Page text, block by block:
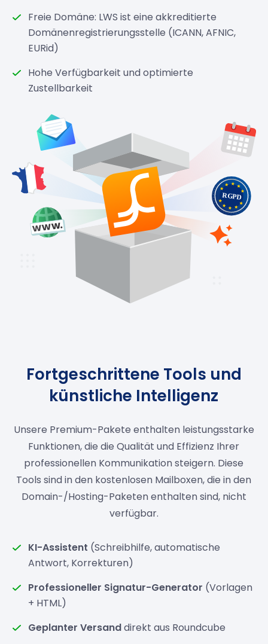
Freie Domäne: LWS ist eine akkreditierte
Domänenregistrierungsstelle (ICANN, AFNIC,
EURid)
Hohe Verfügbarkeit und optimierte
Zustellbarkeit
Fortgeschrittene Tools und
künstliche Intelligenz
Unsere Premium-Pakete enthalten leistungsstarke
Funktionen, die die Qualität und Effizienz Ihrer
professionellen Kommunikation steigern. Diese
Tools sind in den kostenlosen Mailboxen, die in den
Domain-/Hosting-Paketen enthalten sind, nicht
verfügbar.
KI-Assistent (Schreibhilfe, automatische
Antwort, Korrekturen)
Professioneller Signatur-Generator (Vorlagen
+ HTML)
Geplanter Versanddirekt aus Roundcube